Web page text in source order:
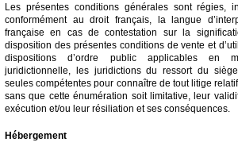
Les présentes conditions générales sont régies,
conformément au droit français, la langue
française en cas de contestation sur la
disposition des présentes conditions de vente et
dispositions d’ordre public applicables en
juridictionnelle, les juridictions du ressort du
seules compétentes pour connaître de tout litige
sans que cette énumération soit limitative, leur
exécution et/ou leur résiliation et ses conséquences.
Hébergement